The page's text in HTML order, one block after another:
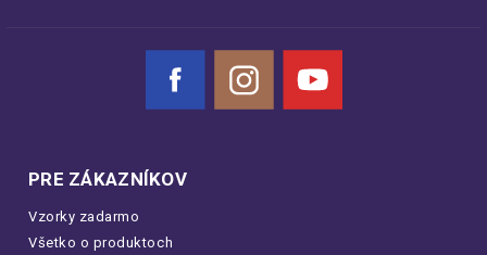
Facebook Instagram YouTube
PRE ZÁKAZNÍKOV
Vzorky zadarmo
Všetko o produktoch